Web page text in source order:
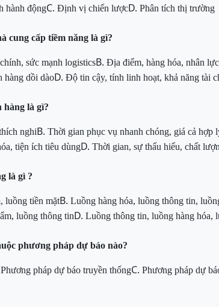
hành độngC. Định vị chiến lượcD. Phân tích thị trường
cung cấp tiềm năng là gì?
sức mạnh logisticsB. Địa điểm, hàng hóa, nhân
hàng dồi dàoD. Độ tin cậy, tính linh hoạt, khả năng tài
hàng là gì?
nghiB. Thời gian phục vụ nhanh chóng, giá cả hợp
tiện ích tiêu dùngD. Thời gian, sự thấu hiểu, chất
là gì ?
luồng tiền mặtB. Luồng hàng hóa, luồng thông tin,
luồng thông tinD. Luồng thông tin, luồng hàng hóa,
phương pháp dự báo nào?
Phương pháp dự báo truyền thốngC. Phương pháp dự